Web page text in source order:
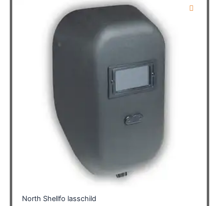
North Shellfo lasschild